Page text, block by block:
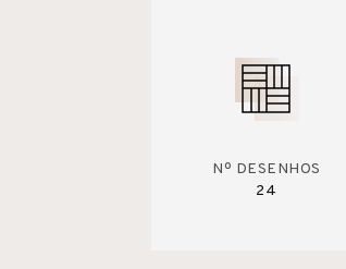
Nº DESENHOS
24